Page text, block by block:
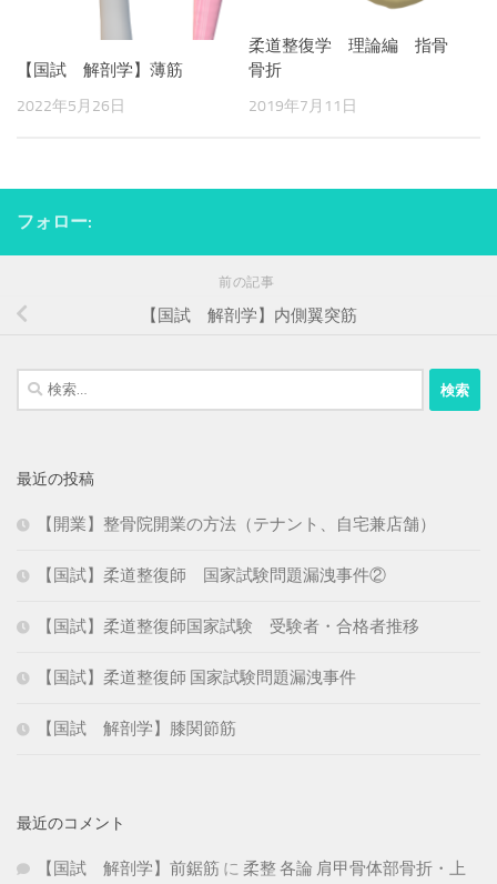
【国試 解剖学】薄筋
2022年5月26日
柔道整復学 理論編 指骨
骨折
2019年7月11日
フォロー:
前の記事
【国試 解剖学】内側翼突筋
検
索:
最近の投稿
【開業】整骨院開業の方法（テナント、自宅兼店舗）
【国試】柔道整復師 国家試験問題漏洩事件②
【国試】柔道整復師国家試験 受験者・合格者推移
【国試】柔道整復師 国家試験問題漏洩事件
【国試 解剖学】膝関節筋
最近のコメント
【国試 解剖学】前鋸筋 に 柔整 各論 肩甲骨体部骨折・上